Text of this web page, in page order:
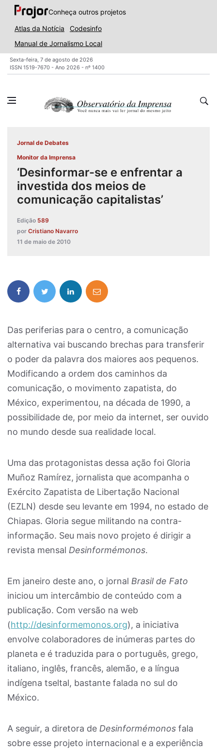
Conheça outros projetos
Atlas da Notícia
Codesinfo
Manual de Jornalismo Local
Sexta-feira, 7 de agosto de 2026
ISSN 1519-7670 - Ano 2026 - nº 1400
Jornal de Debates
Monitor da Imprensa
‘Desinformar-se e enfrentar a
investida dos meios de
comunicação capitalistas’
Edição 589
por Cristiano Navarro
11 de maio de 2010
Das periferias para o centro, a comunicação
alternativa vai buscando brechas para transferir
o poder da palavra dos maiores aos pequenos.
Modificando a ordem dos caminhos da
comunicação, o movimento zapatista, do
México, experimentou, na década de 1990, a
possibilidade de, por meio da internet, ser ouvido
no mundo desde sua realidade local.
Uma das protagonistas dessa ação foi Gloria
Muñoz Ramírez, jornalista que acompanha o
Exército Zapatista de Libertação Nacional
(EZLN) desde seu levante em 1994, no estado de
Chiapas. Gloria segue militando na contra-
informação. Seu mais novo projeto é dirigir a
revista mensal Desinformémonos.
Em janeiro deste ano, o jornal Brasil de Fato
iniciou um intercâmbio de conteúdo com a
publicação. Com versão na web
(http://desinformemonos.org), a iniciativa
envolve colaboradores de inúmeras partes do
planeta e é traduzida para o português, grego,
italiano, inglês, francês, alemão, e a língua
indígena tseltal, bastante falada no sul do
México.
A seguir, a diretora de Desinformémonos fala
sobre esse projeto internacional e a experiência